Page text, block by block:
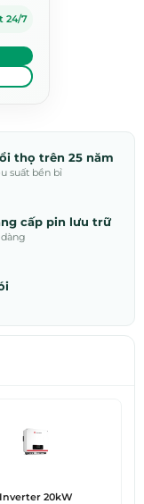
24/7
thọ trên 25 năm
suất bền bỉ
cấp pin lưu trữ
Inverter 20kW